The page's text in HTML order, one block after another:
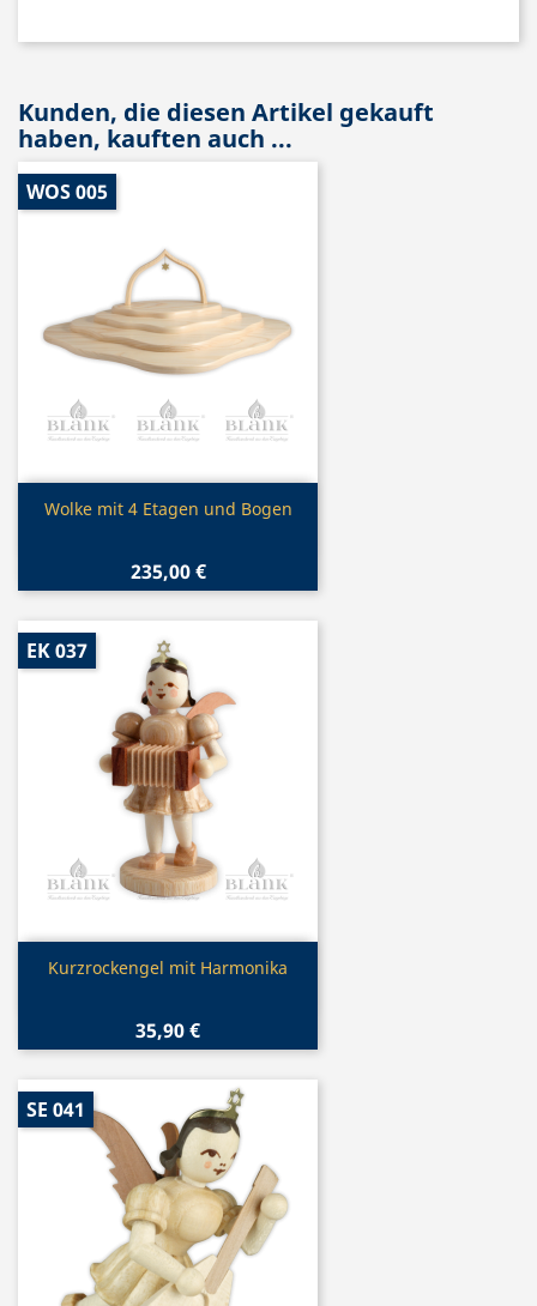
Kunden, die diesen Artikel gekauft
haben, kauften auch ...
Vorschau
Wolke mit 4 Etagen und Bogen
235,00 €
WOS 005
Vorschau
Kurzrockengel mit Harmonika
35,90 €
EK 037
SE 041